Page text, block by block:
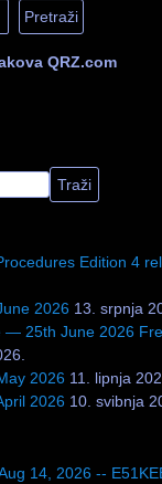
QRZ.com
Edition 4
2026 13. srpnja
— 25th June 2026
2026 11. lipnja
2026 10. svibnja
14, 2026 --